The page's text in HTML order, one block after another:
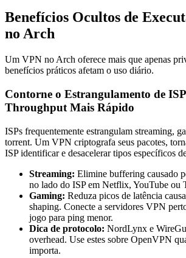
Benefícios Ocultos de
no Arch
Um VPN no Arch oferece mais que apenas
benefícios práticos afetam o uso diário.
Contorne o Estrangulamento de
Throughput Mais Rápido
ISPs frequentemente estrangulam streaming,
torrent. Um VPN criptografa seus pacotes,
ISP identificar e desacelerar tipos específicos
Streaming: Elimine buffering causado
no lado do ISP em Netflix, YouTube ou
Gaming: Reduza picos de latência
shaping. Conecte a servidores VPN
jogo para ping menor.
Dica de protocolo: NordLynx e
overhead. Use estes sobre OpenVPN
importa.